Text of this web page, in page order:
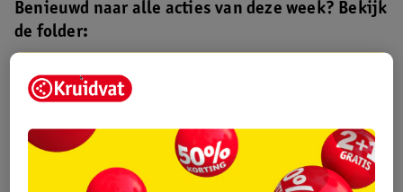
Benieuwd naar alle acties van deze week? Bekijk
de folder:
Kruidvat folder
augustus 2026.